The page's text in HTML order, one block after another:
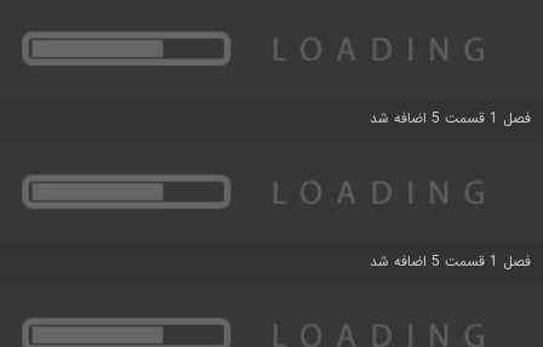
فصل 1 قسمت 5 اضافه شد
فصل 1 قسمت 5 اضافه شد